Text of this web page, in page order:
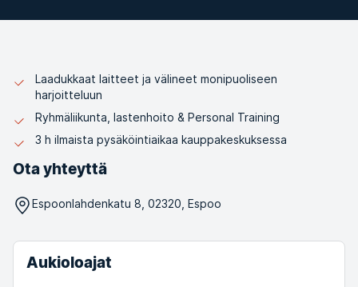
Laadukkaat laitteet ja välineet monipuoliseen
harjoitteluun
Ryhmäliikunta, lastenhoito & Personal Training
3 h ilmaista pysäköintiaikaa kauppakeskuksessa
Ota yhteyttä
Espoonlahdenkatu 8, 02320, Espoo
Aukioloajat